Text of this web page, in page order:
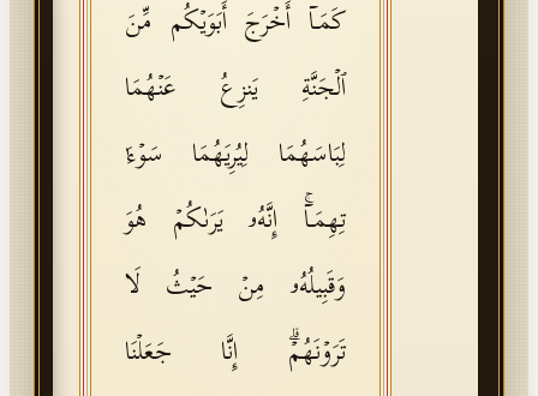
كَمَاۤ أَخۡرَجَ أَبَوَیۡكُم مِّنَ
ٱلۡجَنَّةِ یَنزِعُ عَنۡهُمَا
لِبَاسَهُمَا لِیُرِیَهُمَا سَوۡءَ ٰ⁠
تِهِمَاۤۚ إِنَّهُۥ یَرَىٰكُمۡ هُوَ
وَقَبِیلُهُۥ مِنۡ حَیۡثُ لَا
تَرَوۡنَهُمۡۗ إِنَّا جَعَلۡنَا